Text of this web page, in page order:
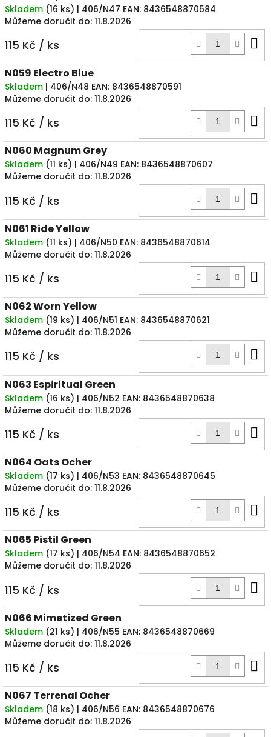
Skladem (16 ks) | 406/N47 EAN: 8436548870584
Můžeme doručit do: 11.8.2026
115 Kč / ks
N059 Electro Blue
Skladem | 406/N48 EAN: 8436548870591
Můžeme doručit do: 11.8.2026
115 Kč / ks
N060 Magnum Grey
Skladem (11 ks) | 406/N49 EAN: 8436548870607
Můžeme doručit do: 11.8.2026
115 Kč / ks
N061 Ride Yellow
Skladem (11 ks) | 406/N50 EAN: 8436548870614
Můžeme doručit do: 11.8.2026
115 Kč / ks
N062 Worn Yellow
Skladem (19 ks) | 406/N51 EAN: 8436548870621
Můžeme doručit do: 11.8.2026
115 Kč / ks
N063 Espiritual Green
Skladem (16 ks) | 406/N52 EAN: 8436548870638
Můžeme doručit do: 11.8.2026
115 Kč / ks
N064 Oats Ocher
Skladem (17 ks) | 406/N53 EAN: 8436548870645
Můžeme doručit do: 11.8.2026
115 Kč / ks
N065 Pistil Green
Skladem (17 ks) | 406/N54 EAN: 8436548870652
Můžeme doručit do: 11.8.2026
115 Kč / ks
N066 Mimetized Green
Skladem (21 ks) | 406/N55 EAN: 8436548870669
Můžeme doručit do: 11.8.2026
115 Kč / ks
N067 Terrenal Ocher
Skladem (18 ks) | 406/N56 EAN: 8436548870676
Můžeme doručit do: 11.8.2026